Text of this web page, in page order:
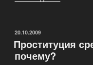
ОПУБЛИКОВАНО
20.10.2009
Проституция
почему?